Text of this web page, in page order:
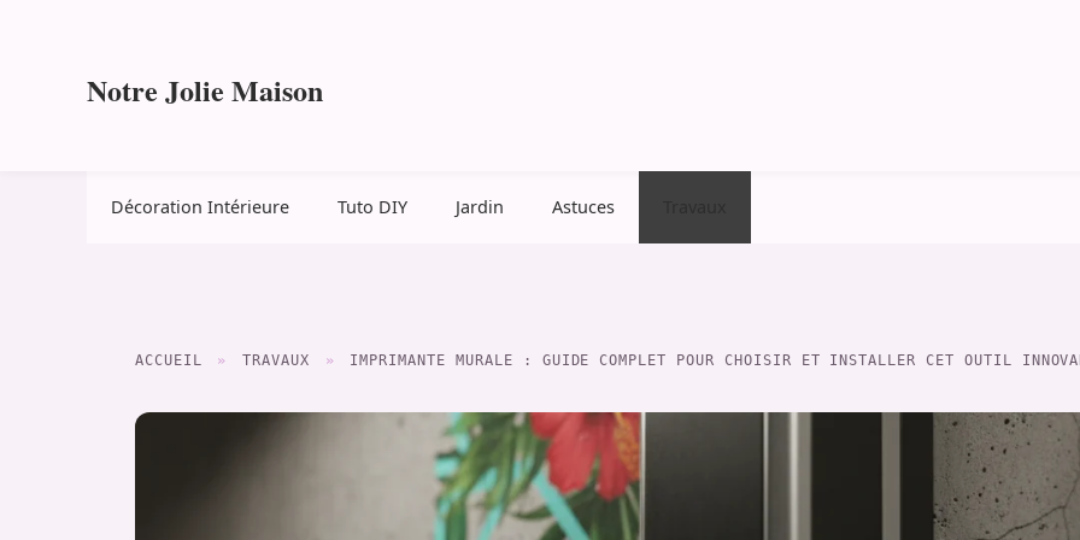
Notre Jolie Maison
Décoration Intérieure Tuto DIY Jardin Astuces
ACCUEIL » TRAVAUX » IMPRIMANTE MURALE : GUIDE COMPLET POUR CHOISIR ET INSTALLER CET OUTIL